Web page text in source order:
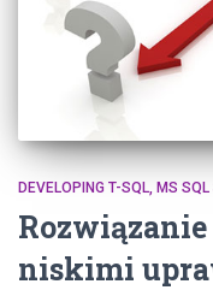
DEVELOPING T-SQL MS SQL
niskimi